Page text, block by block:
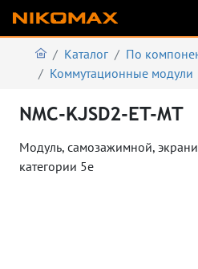
Каталог
По
Коммутационные модули
NMC-KJSD2-ET-MT
Модуль, самозажимной,
категории 5e